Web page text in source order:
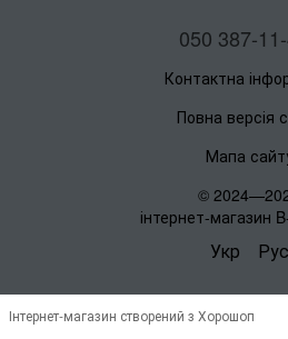
050 387-
Контактна
Повна версія
Мапа
©
інтернет-магазин
Укр Рус
Інтернет-магазин створений з Хорошоп